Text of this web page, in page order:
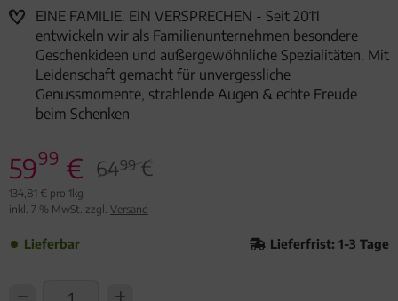
EINE FAMILIE. EIN VERSPRECHEN - Seit 2011
entwickeln wir als Familienunternehmen besondere
Geschenkideen und außergewöhnliche Spezialitäten. Mit
Leidenschaft gemacht für unvergessliche
Genussmomente, strahlende Augen & echte Freude
beim Schenken
5999 € 6499€
134,81 € pro 1kg
inkl. 7 % MwSt. zzgl. Versand
Lieferbar Lieferfrist: 1-3 Tage